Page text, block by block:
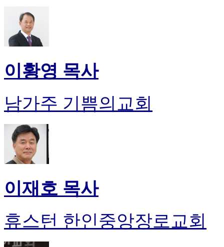
이황영 목사
남가주 기쁨의교회
이재호 목사
휴스턴 한인중앙장로교회